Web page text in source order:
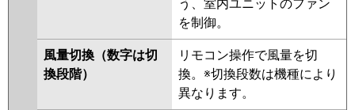
PLZ-HRMP140L5
HRMP140LF5 PLZ-ERMP140L5
PLZ-ERMP140LE5 PLZ-
HRMP140LF4 PLZ-HRMP140L4
PLZ-ERMP140L4 PLZ-
う、室内ユニットのファン
を制御。
風量切換（数字は切
換段階）
リモコン操作で風量を切
換。※切換段数は機種により
異なります。